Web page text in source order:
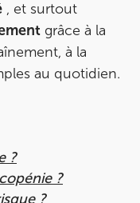
, et surtout
grâce à la
à la
au quotidien.
?
?
?